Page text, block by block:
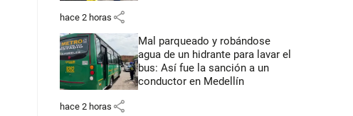
hace 2 horas share
Mal parqueado y robándose
agua de un hidrante para lavar el
bus: Así fue la sanción a un
conductor en Medellín
hace 2 horas share